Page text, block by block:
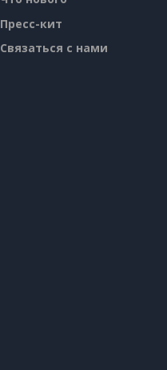
Пресс-кит
Связаться с нами